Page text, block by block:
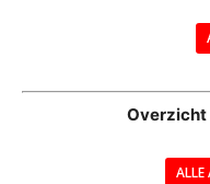
Overzicht
ALLE